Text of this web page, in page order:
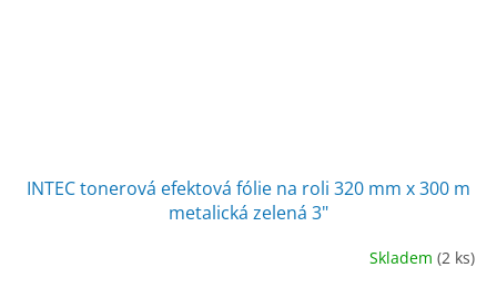
INTEC tonerová efektová fólie na roli 320 mm x 300 m
metalická zelená 3"
Skladem (2 ks)